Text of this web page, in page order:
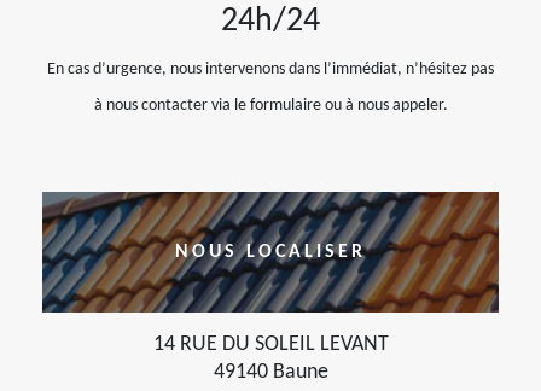
24h/24
En cas d’urgence, nous intervenons dans l’immédiat, n’hésitez pas
à nous contacter via le formulaire ou à nous appeler.
NOUS LOCALISER
14 RUE DU SOLEIL LEVANT
49140 Baune